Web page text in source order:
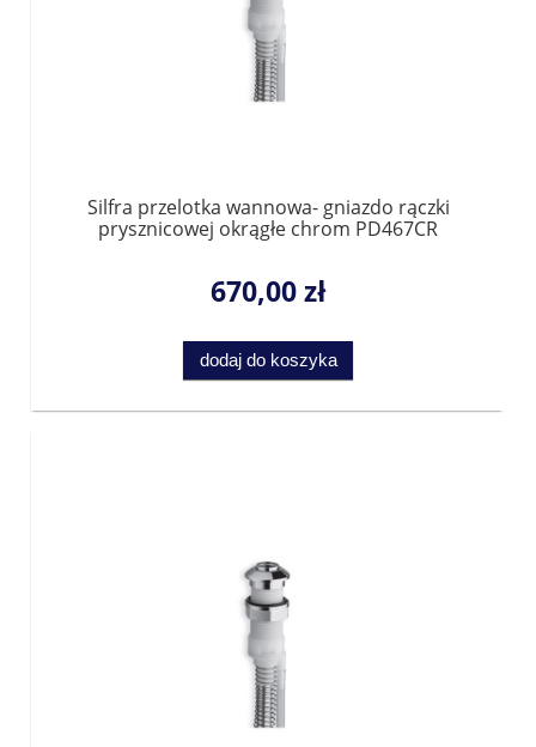
Silfra przelotka wannowa- gniazdo rączki
prysznicowej okrągłe chrom PD467CR
670,00 zł
dodaj do koszyka